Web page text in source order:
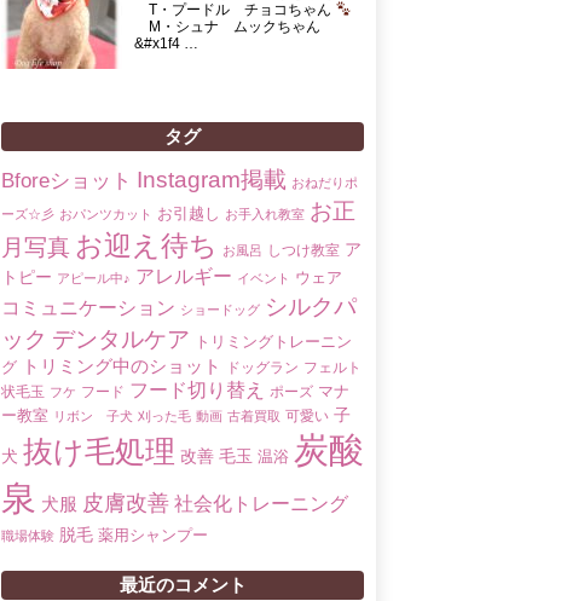
T・プードル チョコちゃん
M・シュナ ムックちゃん
&#x1f4 …
タグ
Bforeショット Instagram掲載 おねだりポ
ーズ☆彡 おパンツカット お引越し お手入れ教室 お正
月写真 お迎え待ち お風呂 しつけ教室 ア
トピー アピール中♪ アレルギー イベント ウェア
コミュニケーション ショードッグ シルクパ
ック デンタルケア
トリミングトレーニン
グ トリミング中のショット ドッグラン フェルト
状毛玉 フケ フード フード切り替え ポーズ マナ
ー教室 リボン 子犬 刈った毛 動画 古着買取 可愛い 子
犬 抜け毛処理 改善 毛玉 温浴 炭酸
泉 犬服 皮膚改善 社会化トレーニング
職場体験 脱毛 薬用シャンプー
最近のコメント